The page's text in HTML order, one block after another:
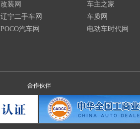
改装网
辽宁二手车网
POCO汽车网
车主之家
车质网
电动车时代网
合作伙伴